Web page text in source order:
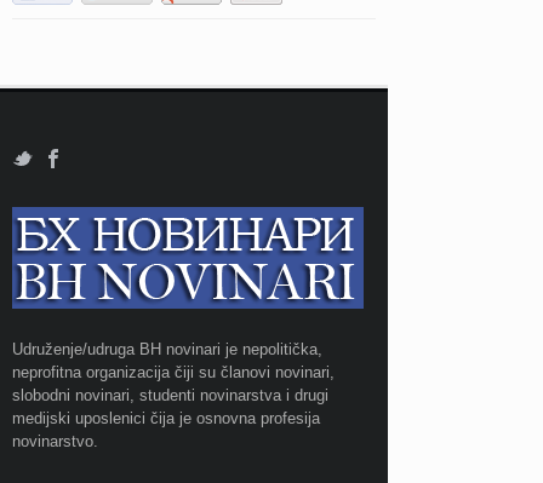
Udruženje/udruga BH novinari je nepolitička,
neprofitna organizacija čiji su članovi novinari,
slobodni novinari, studenti novinarstva i drugi
medijski uposlenici čija je osnovna profesija
novinarstvo.